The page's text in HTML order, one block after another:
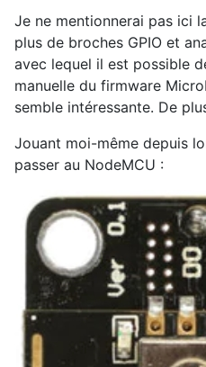
Je ne mentionnerai pas ici
plus de broches GPIO et
avec lequel il est possible
manuelle du firmware
semble intéressante. De
Jouant moi-même depuis
passer au NodeMCU :